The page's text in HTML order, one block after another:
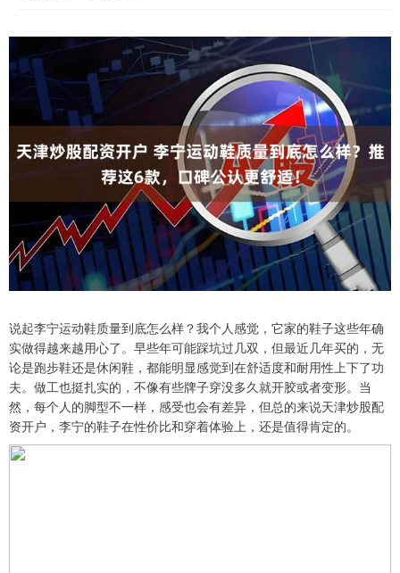
说起李宁运动鞋质量到底怎么样？我个人感觉，它家的鞋子这些年确
实做得越来越用心了。早些年可能踩坑过几双，但最近几年买的，无
论是跑步鞋还是休闲鞋，都能明显感觉到在舒适度和耐用性上下了功
夫。做工也挺扎实的，不像有些牌子穿没多久就开胶或者变形。当
然，每个人的脚型不一样，感受也会有差异，但总的来说天津炒股配
资开户，李宁的鞋子在性价比和穿着体验上，还是值得肯定的。